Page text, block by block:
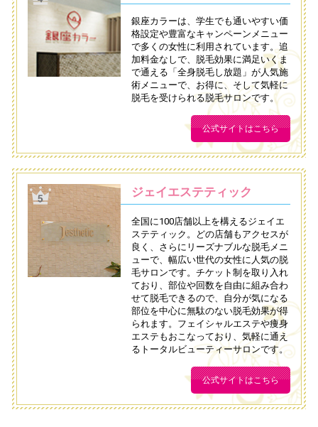
銀座カラーは、学生でも通いやすい価
格設定や豊富なキャンペーンメニュー
で多くの女性に利用されています。追
加料金なしで、脱毛効果に満足いくま
で通える「全身脱毛し放題」が人気施
術メニューで、お得に、そして気軽に
脱毛を受けられる脱毛サロンです。
公式サイトはこちら
ジェイエステティック
全国に100店舗以上を構えるジェイエ
ステティック。どの店舗もアクセスが
良く、さらにリーズナブルな脱毛メニ
ューで、幅広い世代の女性に人気の脱
毛サロンです。チケット制を取り入れ
ており、部位や回数を自由に組み合わ
せて脱毛できるので、自分が気になる
部位を中心に無駄のない脱毛効果が得
られます。フェイシャルエステや痩身
エステもおこなっており、気軽に通え
るトータルビューティーサロンです。
公式サイトはこちら